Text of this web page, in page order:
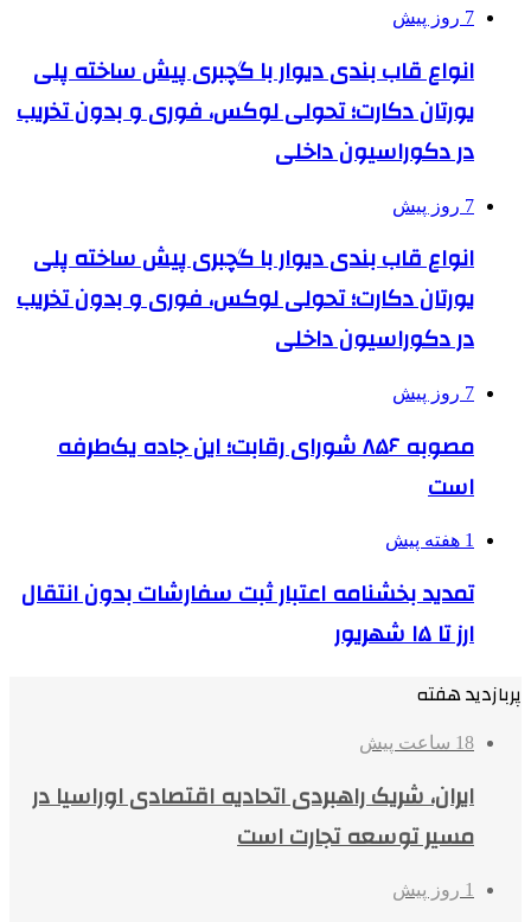
7 روز پیش
انواع قاب بندی دیوار با گچبری پیش ساخته پلی
یورتان دکارت؛ تحولی لوکس، فوری و بدون تخریب
در دکوراسیون داخلی
7 روز پیش
انواع قاب بندی دیوار با گچبری پیش ساخته پلی
یورتان دکارت؛ تحولی لوکس، فوری و بدون تخریب
در دکوراسیون داخلی
7 روز پیش
مصوبه ۸۵۶ شورای رقابت؛ این جاده یک‌طرفه
است
1 هفته پیش
تمدید بخشنامه اعتبار ثبت سفارشات بدون انتقال
ارز تا ۱۵ شهریور
پربازدید هفته
18 ساعت پیش
ایران، شریک راهبردی اتحادیه اقتصادی اوراسیا در
مسیر توسعه تجارت است
1 روز پیش